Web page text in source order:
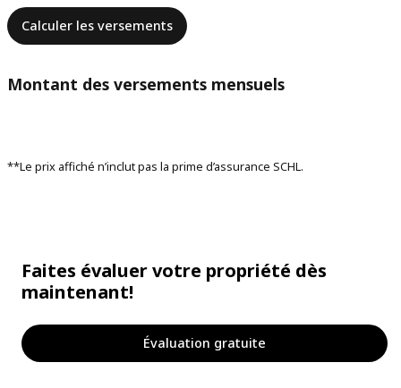
Calculer les versements
Montant des versements mensuels
**Le prix affiché n’inclut pas la prime d’assurance SCHL.
Faites évaluer votre propriété dès
maintenant!
Évaluation gratuite